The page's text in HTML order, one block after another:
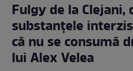
Fulgy de la
substanțele
că nu se consumă
lui Alex Velea